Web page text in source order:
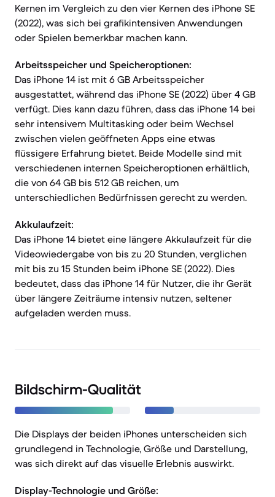
Kernen im Vergleich zu den vier Kernen des iPhone SE
(2022), was sich bei grafikintensiven Anwendungen
oder Spielen bemerkbar machen kann.
Arbeitsspeicher und Speicheroptionen:
Das iPhone 14 ist mit 6 GB Arbeitsspeicher
ausgestattet, während das iPhone SE (2022) über 4 GB
verfügt. Dies kann dazu führen, dass das iPhone 14 bei
sehr intensivem Multitasking oder beim Wechsel
zwischen vielen geöffneten Apps eine etwas
flüssigere Erfahrung bietet. Beide Modelle sind mit
verschiedenen internen Speicheroptionen erhältlich,
die von 64 GB bis 512 GB reichen, um
unterschiedlichen Bedürfnissen gerecht zu werden.
Akkulaufzeit:
Das iPhone 14 bietet eine längere Akkulaufzeit für die
Videowiedergabe von bis zu 20 Stunden, verglichen
mit bis zu 15 Stunden beim iPhone SE (2022). Dies
bedeutet, dass das iPhone 14 für Nutzer, die ihr Gerät
über längere Zeiträume intensiv nutzen, seltener
aufgeladen werden muss.
Bildschirm-Qualität
Die Displays der beiden iPhones unterscheiden sich
grundlegend in Technologie, Größe und Darstellung,
was sich direkt auf das visuelle Erlebnis auswirkt.
Display-Technologie und Größe: